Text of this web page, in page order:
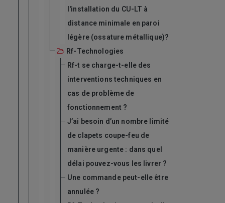
l'installation du CU-LT à
distance minimale en paroi
légère (ossature métallique)?
Rf-Technologies
Rf-t se charge-t-elle des
interventions techniques en
cas de problème de
fonctionnement ?
J’ai besoin d’un nombre limité
de clapets coupe-feu de
manière urgente : dans quel
délai pouvez-vous les livrer ?
Une commande peut-elle être
annulée ?